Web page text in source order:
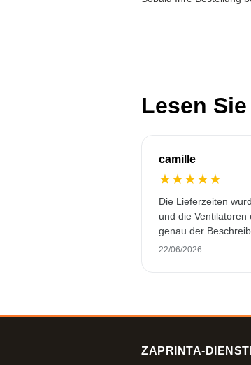
Lesen
camille
★★★★★
Die Lieferzeiten
und die Ventilatoren
genau der
22/06/2026
ZAPRINTA-